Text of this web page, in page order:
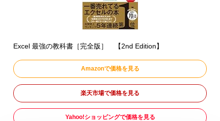
Excel 最強の教科書［完全版］ 【2nd Edition】
Amazonで価格を見る
楽天市場で価格を見る
Yahoo!ショッピングで価格を見る